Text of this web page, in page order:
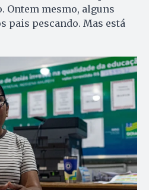
Ontem mesmo, alguns
pais pescando. Mas está